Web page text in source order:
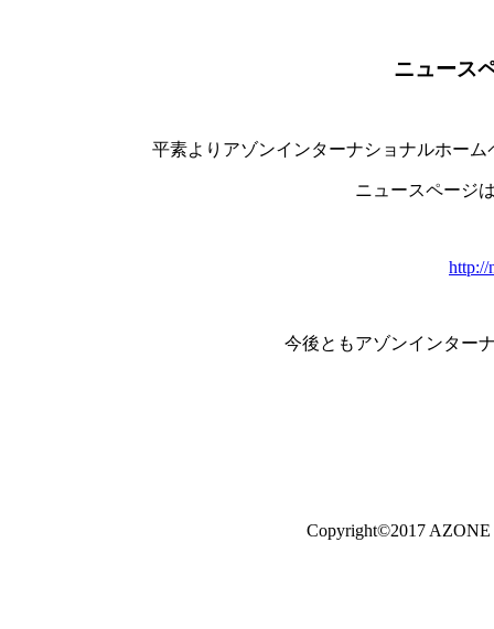
ニュース
平素よりアゾンインターナショナルホー
ニュースページ
http://
今後ともアゾンインター
Copyright©2017